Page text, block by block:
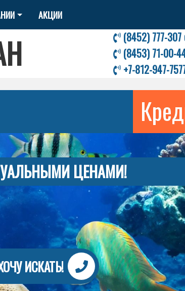
АКЦИИ
(8452) 777-307
(8453) 71-00-
+7-812-947-
ЦЕНАМИ!
ИСКАТЬ!